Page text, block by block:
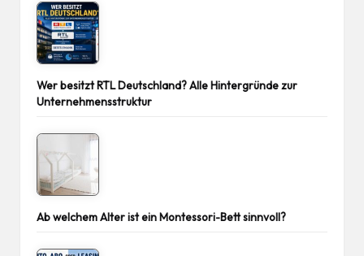
Wer besitzt RTL Deutschland? Alle Hintergründe zur
Unternehmensstruktur
Ab welchem Alter ist ein Montessori-Bett sinnvoll?